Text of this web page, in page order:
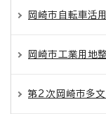
岡崎市自転車活用
岡崎市工業用地整
第2次岡崎市多文